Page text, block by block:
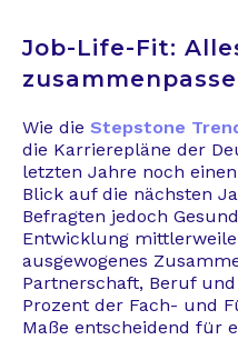
Job-Life-Fit:
Wie die Stepstone
die Karrierepläne der
letzten Jahre noch
Blick auf die nächsten
Befragten jedoch
Entwicklung
ausgewogenes
Partnerschaft, Beruf
Prozent der Fach- und
Maße entscheidend für